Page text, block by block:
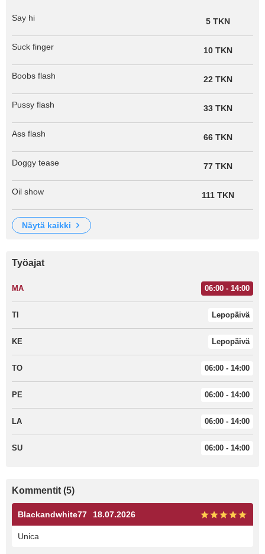
Say hi 5 TKN
Suck finger 10 TKN
Boobs flash 22 TKN
Pussy flash 33 TKN
Ass flash 66 TKN
Doggy tease 77 TKN
Oil show 111 TKN
näytä kaikki
Työajat
MA 06:00 - 14:00
TI Lepopäivä
KE Lepopäivä
TO 06:00 - 14:00
PE 06:00 - 14:00
LA 06:00 - 14:00
SU 06:00 - 14:00
Kommentit (5)
Blackandwhite77 18.07.2026
Unica